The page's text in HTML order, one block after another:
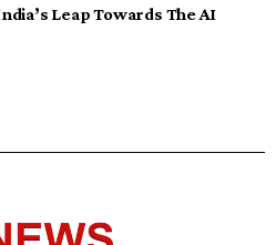
Leap Towards The AI